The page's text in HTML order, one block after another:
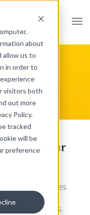
about
allow us to
in order to
visitors both
out more
Policy.
tracked
will be
preferencepour
écrits par des
sujets qui les
les ont marqués.